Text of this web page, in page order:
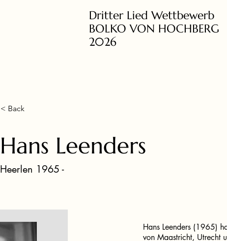
Dritter Lied Wettbewerb
BOLKO VON HOCHBERG
2026
< Back
Hans Leenders
Heerlen 1965 -
Hans Leenders (1965)
von Maastricht, Utrecht